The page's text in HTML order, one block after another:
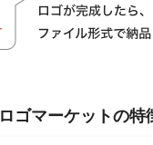
ロゴマーケットの特